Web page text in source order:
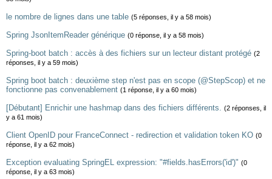
le nombre de lignes dans une table (5 réponses, il y a 58 mois)
Spring JsonItemReader générique (0 réponse, il y a 58 mois)
Spring-boot batch : accès à des fichiers sur un lecteur distant protégé (2
réponses, il y a 59 mois)
Spring boot batch : deuxième step n'est pas en scope (@StepScop) et ne
fonctionne pas convenablement (1 réponse, il y a 60 mois)
[Débutant] Enrichir une hashmap dans des fichiers différents. (2 réponses, il
y a 61 mois)
Client OpenID pour FranceConnect - redirection et validation token KO (0
réponse, il y a 62 mois)
Exception evaluating SpringEL expression: "#fields.hasErrors('id')" (0
réponse, il y a 63 mois)